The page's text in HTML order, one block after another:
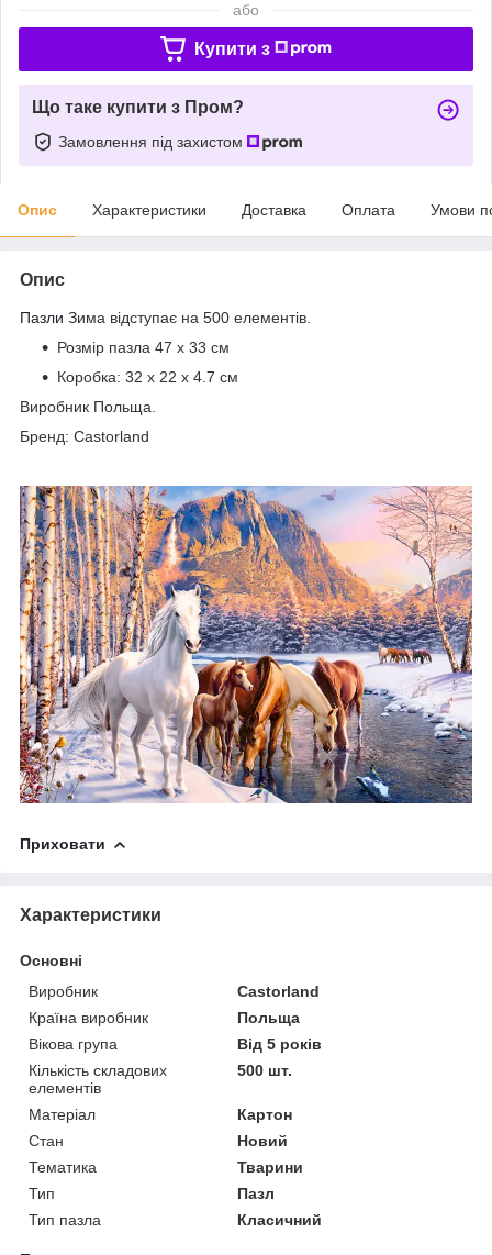
або
Купити з
Що таке купити з Пром?
Замовлення під захистом
Опис Характеристики Доставка Оплата Умови
Опис
Пазли Зима відступає на 500 елементів.
Розмір пазла 47 х 33 см
Коробка: 32 x 22 x 4.7 см
Виробник Польща.
Бренд: Castorland
Приховати
Характеристики
Основні
Виробник
Castorland
Країна виробник
Польща
Вікова група
Від 5 років
Кількість складових
елементів
500 шт.
Матеріал
Картон
Стан
Новий
Тематика
Тварини
Тип
Пазл
Тип пазла
Класичний